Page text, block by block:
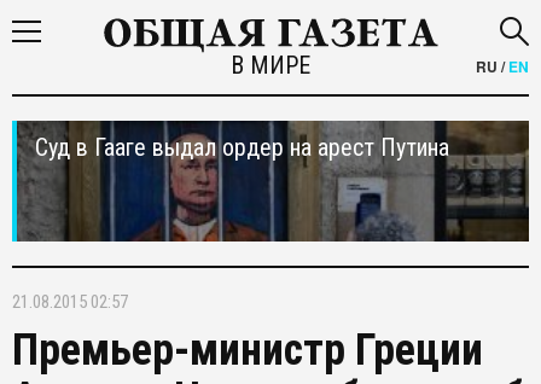
В МИРЕ RU /EN
Суд в Гааге выдал ордер на арест Путина
21.08.2015 02:57
Премьер-министр Греции